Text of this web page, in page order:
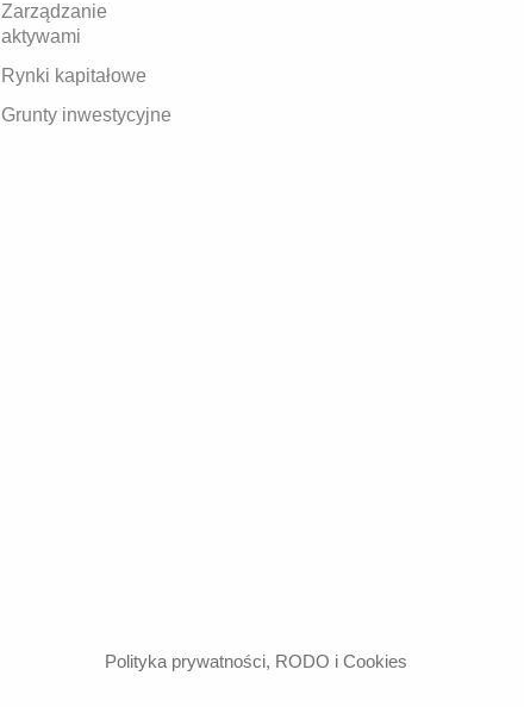
Zarządzanie
aktywami
Rynki kapitałowe
Grunty inwestycyjne
Polityka prywatności, RODO i Cookies